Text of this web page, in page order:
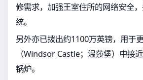
修需求，加强王室住所的网络安全
统。
另外亦已拨出约1100万英镑，用于
（Windsor Castle；温莎堡）中接
锅炉。